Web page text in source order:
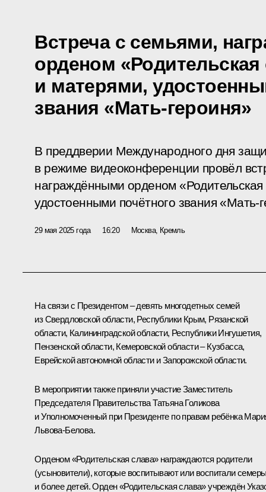
Встреча с семьями,
орденом «Родительская
и матерями,
звания «Мать-героиня»
В преддверии Международного дня
в режиме видеоконференции провёл
награждёнными орденом
удостоенными почётного звания
29 мая 2025 года 16:20 Москва, Кремль
На связи с Президентом – девять многодетных семей
из Свердловской области, Республики Крым, Рязанской
области, Калининградской области, Республики Ингушетия,
Пензенской области, Кемеровской области – Кузбасса,
Еврейской автономной области и Запорожской области.
В мероприятии также приняли участие Заместитель
Председателя ПравительстваТатьяна Голикова
и Уполномоченный при Президенте по правам ребёнка
Львова-Белова.
Орденом «Родительская слава» награждаются родители
(усыновители), которые воспитывают или воспитали
и более детей. Орден «Родительская слава» учреждён